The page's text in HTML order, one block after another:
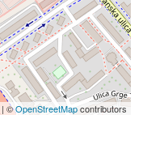
| ©OpenStreetMapcontributors